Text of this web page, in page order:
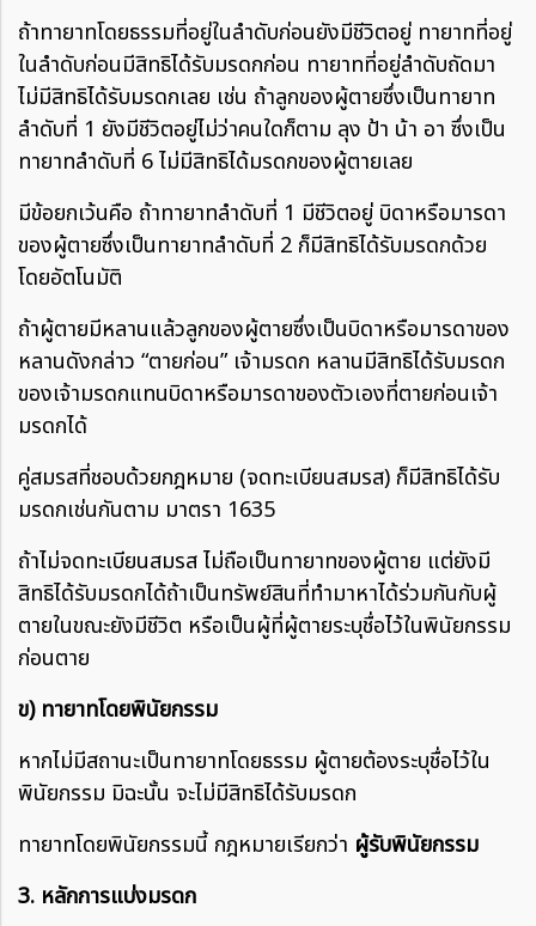
ถ้าทายาทโดยธรรมที่อยู่ในลำดับก่อนยังมีชีวิตอยู่ ทายาทที่อยู่
ในลำดับก่อนมีสิทธิได้รับมรดกก่อน ทายาทที่อยู่ลำดับถัดมา
ไม่มีสิทธิได้รับมรดกเลย เช่น ถ้าลูกของผู้ตายซึ่งเป็นทายาท
ลำดับที่ 1 ยังมีชีวิตอยู่ไม่ว่าคนใดก็ตาม ลุง ป้า น้า อา ซึ่งเป็น
ทายาทลำดับที่ 6 ไม่มีสิทธิได้มรดกของผู้ตายเลย
มีข้อยกเว้นคือ ถ้าทายาทลำดับที่ 1 มีชีวิตอยู่ บิดาหรือมารดา
ของผู้ตายซึ่งเป็นทายาทลำดับที่ 2 ก็มีสิทธิได้รับมรดกด้วย
โดยอัตโนมัติ
ถ้าผู้ตายมีหลานแล้วลูกของผู้ตายซึ่งเป็นบิดาหรือมารดาของ
หลานดังกล่าว “ตายก่อน” เจ้ามรดก หลานมีสิทธิได้รับมรดก
ของเจ้ามรดกแทนบิดาหรือมารดาของตัวเองที่ตายก่อนเจ้า
มรดกได้
คู่สมรสที่ชอบด้วยกฎหมาย (จดทะเบียนสมรส) ก็มีสิทธิได้รับ
มรดกเช่นกันตาม มาตรา 1635
ถ้าไม่จดทะเบียนสมรส ไม่ถือเป็นทายาทของผู้ตาย แต่ยังมี
สิทธิได้รับมรดกได้ถ้าเป็นทรัพย์สินที่ทำมาหาได้ร่วมกันกับผู้
ตายในขณะยังมีชีวิต หรือเป็นผู้ที่ผู้ตายระบุชื่อไว้ในพินัยกรรม
ก่อนตาย
ข) ทายาทโดยพินัยกรรม
หากไม่มีสถานะเป็นทายาทโดยธรรม ผู้ตายต้องระบุชื่อไว้ใน
พินัยกรรม มิฉะนั้น จะไม่มีสิทธิได้รับมรดก
ทายาทโดยพินัยกรรมนี้ กฎหมายเรียกว่า ผู้รับพินัยกรรม
3. หลักการแบ่งมรดก